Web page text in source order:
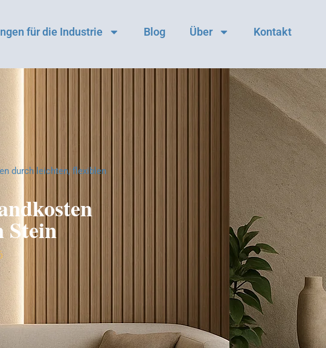
für die Industrie Blog Über Kontakt
durch leichten, flexiblen
Stein